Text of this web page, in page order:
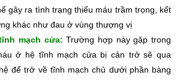
gây ra tình trạng thiếu máu trầm trọng, kết
khác như đau ở vùng thượng vị
mạch cửa:Trường hợp này gặp trong
ở hệ tĩnh mạch cửa bị cản trở sẽ qua
để trở về tĩnh mạch chủ dưới phần bàng